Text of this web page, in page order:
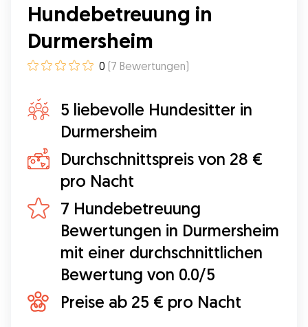
Hundebetreuung in
Durmersheim
0 (7 Bewertungen)
5 liebevolle Hundesitter in
Durmersheim
Durchschnittspreis von 28 €
pro Nacht
7 Hundebetreuung
Bewertungen in Durmersheim
mit einer durchschnittlichen
Bewertung von 0.0/5
Preise ab 25 € pro Nacht